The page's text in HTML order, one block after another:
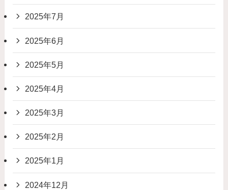
2025年7月
2025年6月
2025年5月
2025年4月
2025年3月
2025年2月
2025年1月
2024年12月